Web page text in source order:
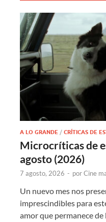
A LO GRANDE /CRÍTICAS DE
Microcríticas de
agosto (2026)
7 agosto, 2026 - porCine
Un nuevo mes nos
imprescindibles para
amor que permanece